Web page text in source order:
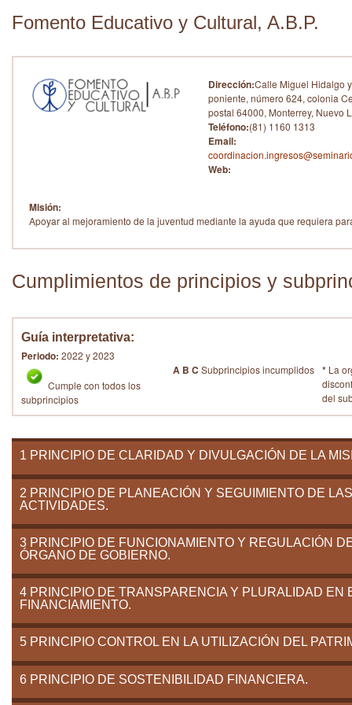
Fomento Educativo y Cultural, A.B.P.
Dirección:Calle Miguel Hidalgo
poniente, número 624, colonia
postal 64000, Monterrey, Nuevo
Teléfono:(81) 1160 1313
Email:
Web:
Misión:
Apoyar al mejoramiento de la juventud mediante la ayuda que requiera
Cumplimientos de principios y
Guía interpretativa:
Periodo: 2022 y 2023
Cumple con todos los
subprincipios
A B C Subprincipios incumplidos * La
del
1 PRINCIPIO DE CLARIDAD Y DIVULGACIÓN DE LA
2 PRINCIPIO DE PLANEACIÓN Y SEGUIMIENTO DE LAS
ACTIVIDADES.
3 PRINCIPIO DE FUNCIONAMIENTO Y REGULACIÓN
ÓRGANO DE GOBIERNO.
4 PRINCIPIO DE TRANSPARENCIA Y PLURALIDAD EN
FINANCIAMIENTO.
5 PRINCIPIO CONTROL EN LA UTILIZACIÓN DEL
6 PRINCIPIO DE SOSTENIBILIDAD FINANCIERA.